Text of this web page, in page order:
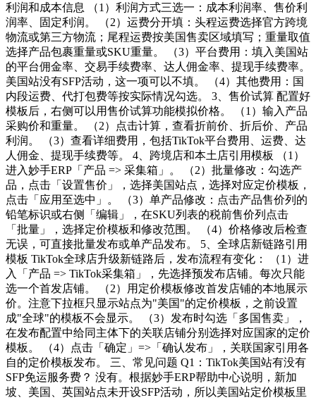
利润和成本信息 （1）利润方式三选一：成本利润率、售价利
润率、固定利润。 （2）运费分开填：头程运费选择官方跨境
物流或第三方物流；尾程运费按美国售卖区域填写；重量取值
选择产品包裹重量或SKU重量。 （3）平台费用：填入美国站
的平台佣金率、交易手续费率、达人佣金率、提现手续费率。
美国站没有SFP活动，这一项可以不填。 （4）其他费用：国
内段运费、代打包费等按实际情况勾选。 3、售价试算 配置好
模板后，右侧可以用售价试算功能模拟价格。 （1）输入产品
采购价和重量。 （2）点击计算，查看折前价、折后价、产品
利润。 （3）查看详细费用，包括TikTok平台费用、运费、达
人佣金、提现手续费等。 4、跨境店和本土店引用模板 （1）
进入妙手ERP「产品 => 采集箱」。 （2）批量修改：勾选产
品，点击「设置售价」，选择美国站点，选择对应定价模板，
点击「应用至选中」。 （3）单产品修改：点击产品售价列的
铅笔标识或右侧「编辑」，在SKU列表的税前售价列点击
「批量」，选择定价模板和修改范围。 （4）价格修改后检查
无误，可直接批量发布或单产品发布。 5、全球店新链路引用
模板 TikTok全球店升级新链路后，发布流程有变化： （1）进
入「产品 => TikTok采集箱」，先选择预发布店铺。每次只能
选一个首发店铺。 （2）用定价模板修改首发店铺的本地展示
价。注意下拉框只显示站点为"美国"的定价模板，之前设置
成"全球"的模板不会显示。 （3）发布时勾选「多国售卖」，
在发布配置中给同主体下的关联店铺分别选择对应国家的定价
模板。 （4）点击「确定」=>「确认发布」，关联国家引用各
自的定价模板发布。 三、常见问题 Q1：TikTok美国站有没有
SFP免运服务费？ 没有。根据妙手ERP帮助中心说明，新加
坡、美国、英国站点未开设SFP活动，所以美国站定价模板里